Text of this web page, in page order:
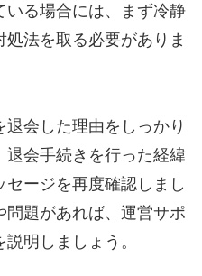
いる場合には、まず冷静
法を取る必要がありま
会した理由をしっかり
退会手続きを行った経緯
ージを再度確認しまし
問題があれば、運営サポ
明しましょう。